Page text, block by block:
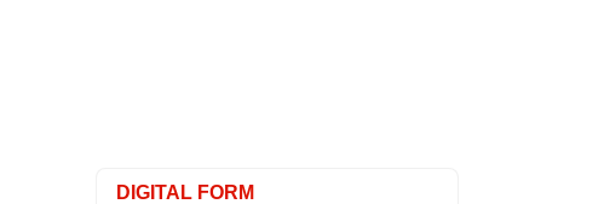
DIGITAL FORM